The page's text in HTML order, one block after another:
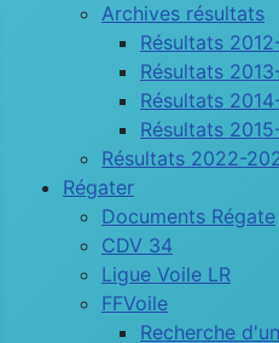
Archives résultats
Résultats
Résultats
Résultats
Résultats
Résultats 2022-
Régater
Documents Régate
CDV 34
Ligue Voile LR
FFVoile
Recherche